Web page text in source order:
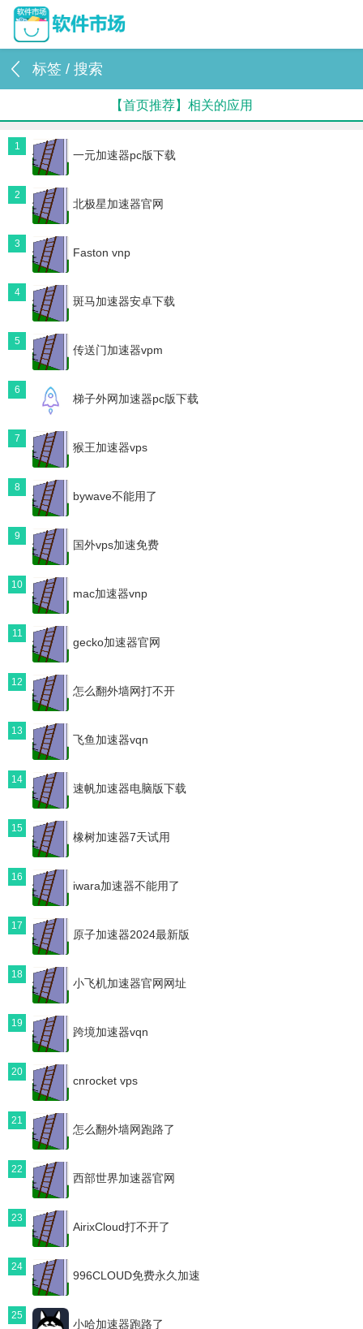
标签 / 搜索
【首页推荐】相关的应用
1
一元加速器pc版下载
2
北极星加速器官网
3
Faston vnp
4
斑马加速器安卓下载
5
传送门加速器vpm
6
梯子外网加速器pc版下载
7
猴王加速器vps
8
bywave不能用了
9
国外vps加速免费
10
mac加速器vnp
11
gecko加速器官网
12
怎么翻外墙网打不开
13
飞鱼加速器vqn
14
速帆加速器电脑版下载
15
橡树加速器7天试用
16
iwara加速器不能用了
17
原子加速器2024最新版
18
小飞机加速器官网网址
19
跨境加速器vqn
20
cnrocket vps
21
怎么翻外墙网跑路了
22
西部世界加速器官网
23
AirixCloud打不开了
24
996CLOUD免费永久加速
25
小哈加速器跑路了